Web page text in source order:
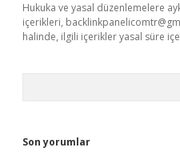
Hukuka ve yasal düzenlemelere
içerikleri,
halinde, ilgili içerikler yasal süre
Son yorumlar